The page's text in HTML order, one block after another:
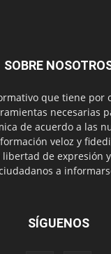
SOBRE
que tiene por
necesarias
de acuerdo a las
veloz y
de expresión
a
SÍGUENOS